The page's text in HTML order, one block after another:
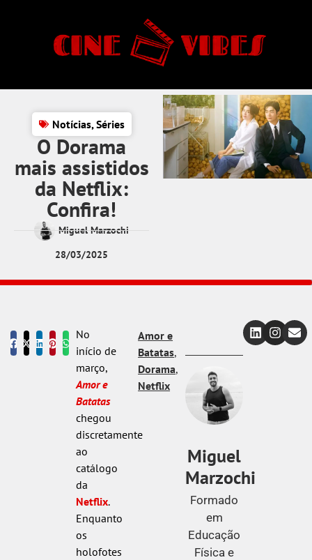
Notícias,Séries
O Dorama
mais assistidos
da Netflix:
Confira!
Miguel Marzochi
28/03/2025
No
início de
março,
Amor e
Batatas
chegou
discretamente
ao
catálogo
da
Netflix.
Enquanto
os
holofotes
Amor e
Batatas,
Dorama,
Netflix
Miguel
Marzochi
Formado
em
Educação
Física e